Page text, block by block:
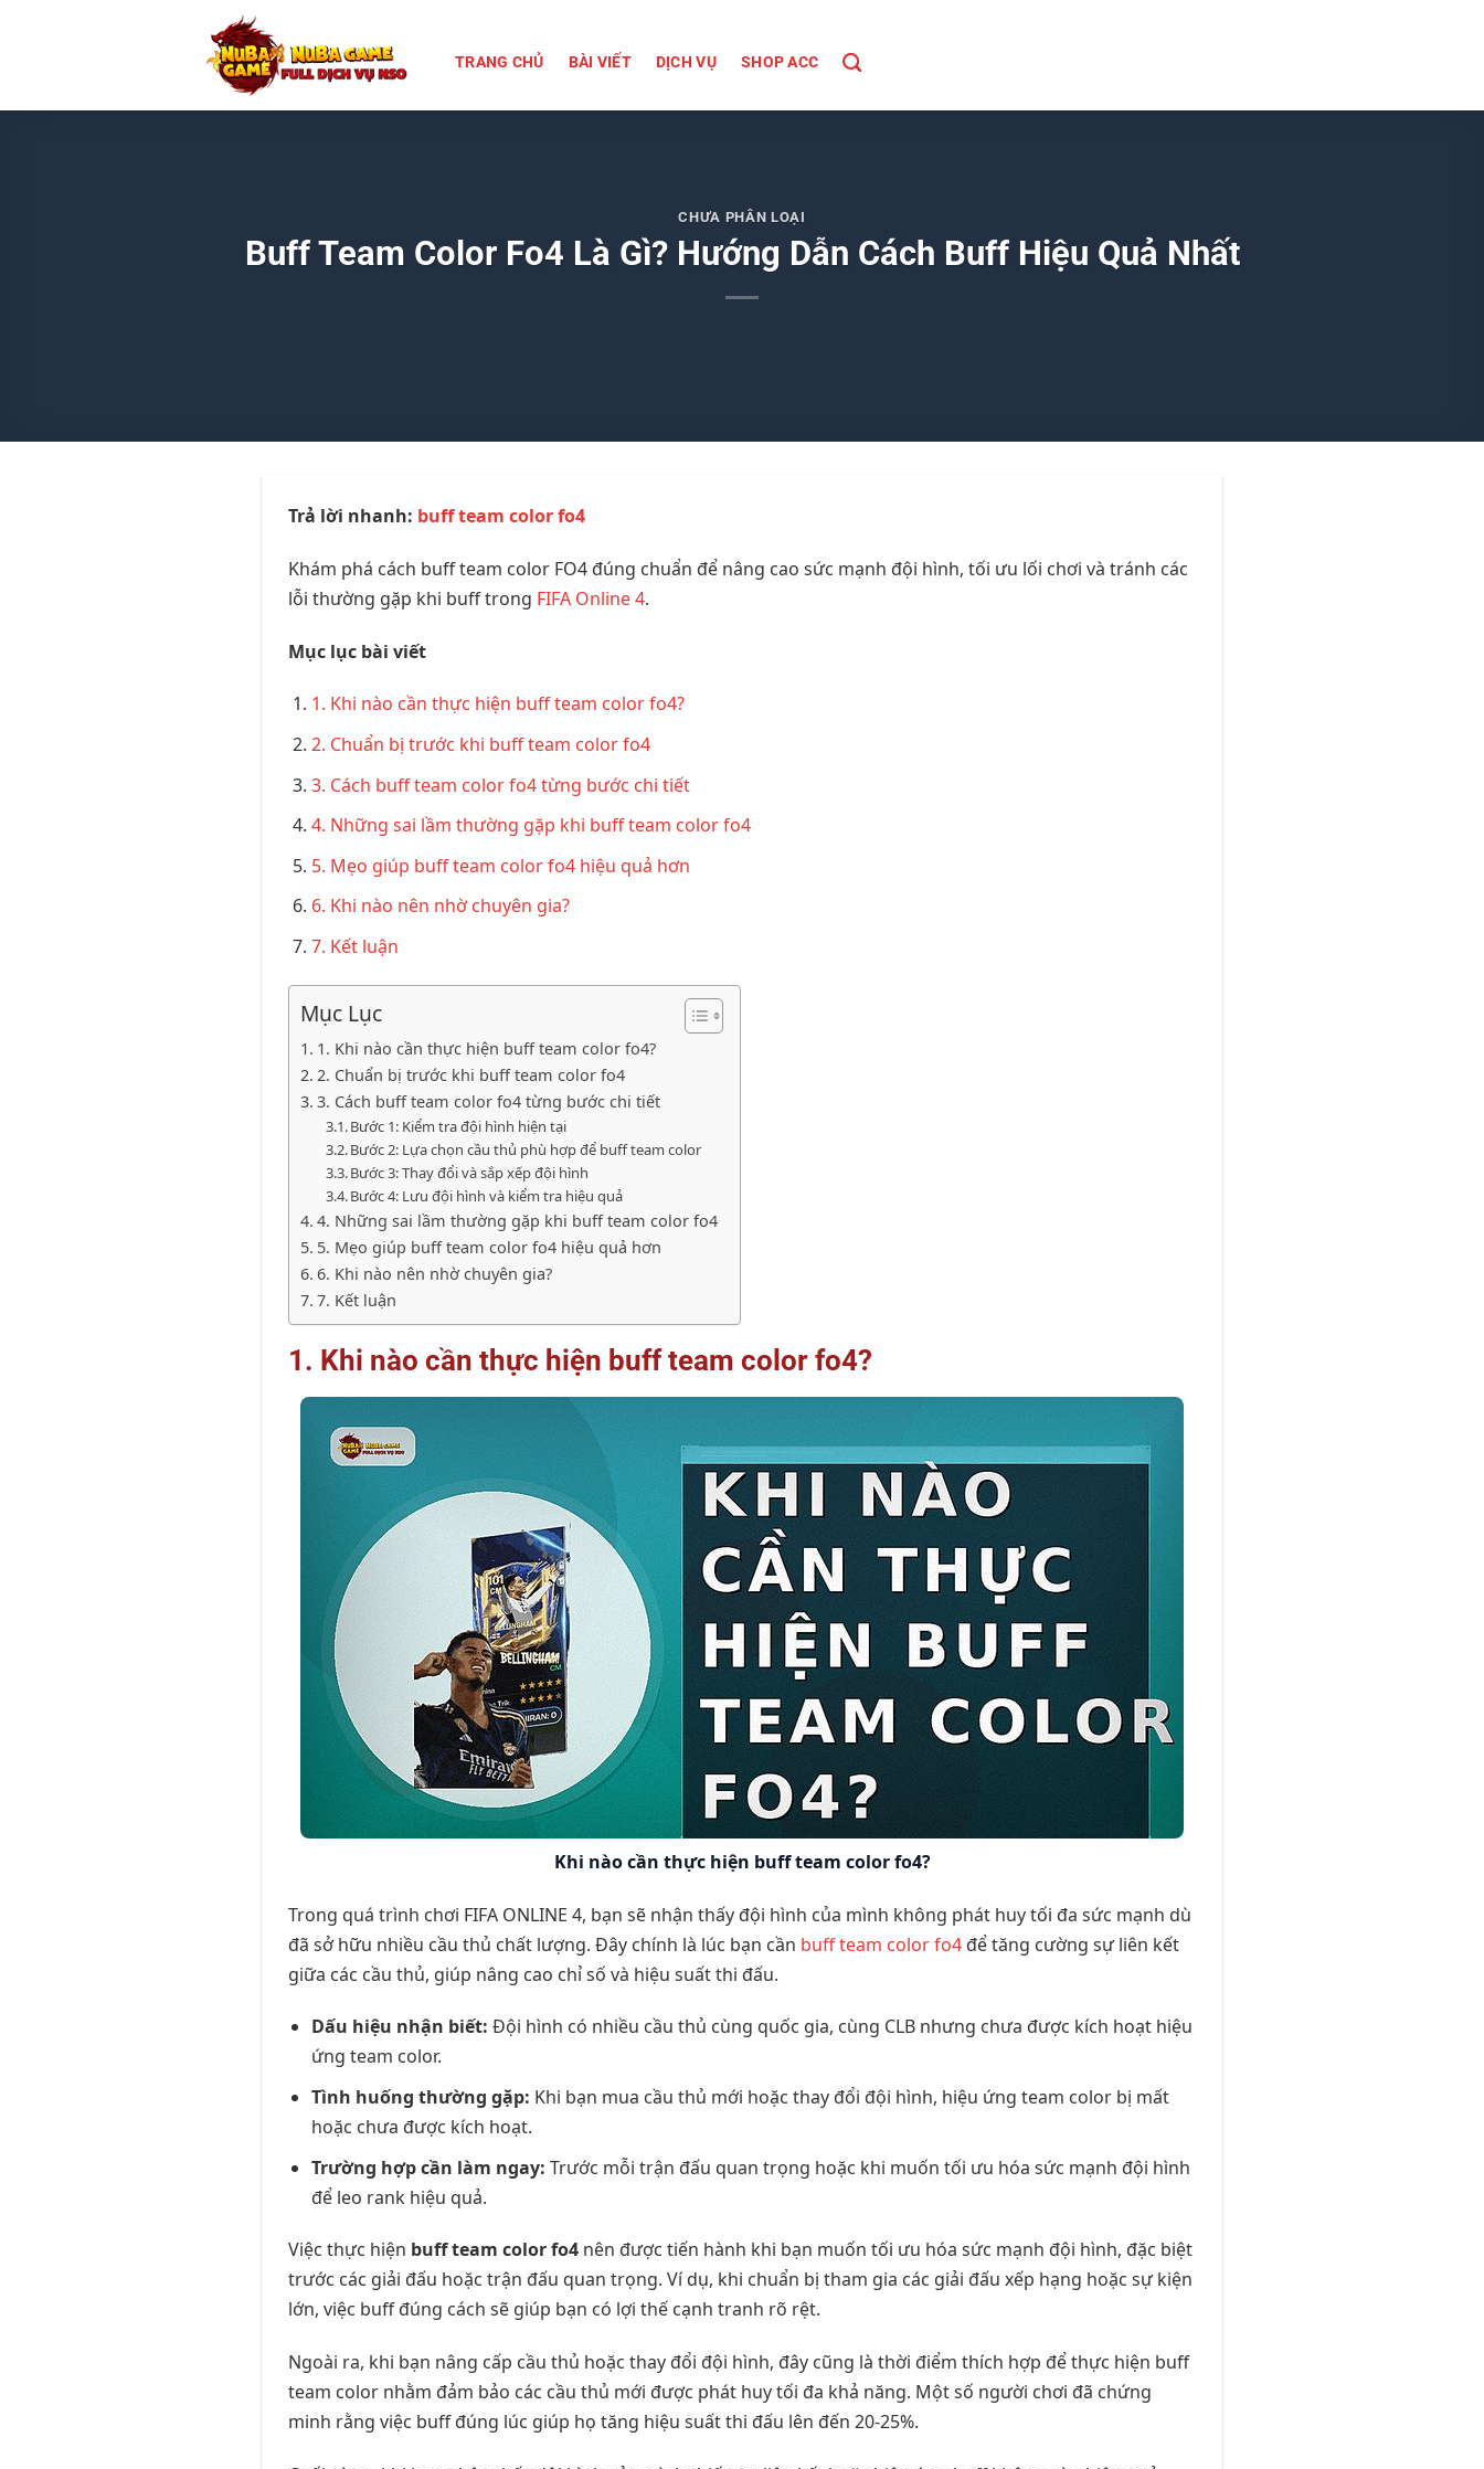
TRANG CHỦ BÀI VIẾT DỊCH VỤ SHOP ACC
CHƯA PHÂN LOẠI
Buff Team Color Fo4 Là Gì? Hướng Dẫn Cách Buff Hiệu Quả Nhất
Trả lời nhanh: buff team color fo4
Khám phá cách buff team color FO4 đúng chuẩn để nâng cao sức mạnh đội hình, tối ưu lối chơi và tránh các
lỗi thường gặp khi buff trong FIFA Online 4.
Mục lục bài viết
1. Khi nào cần thực hiện buff team color fo4?
2. Chuẩn bị trước khi buff team color fo4
3. Cách buff team color fo4 từng bước chi tiết
4. Những sai lầm thường gặp khi buff team color fo4
5. Mẹo giúp buff team color fo4 hiệu quả hơn
6. Khi nào nên nhờ chuyên gia?
7. Kết luận
Mục Lục
1. Khi nào cần thực hiện buff team color fo4?
2. Chuẩn bị trước khi buff team color fo4
3. Cách buff team color fo4 từng bước chi tiết
Bước 1: Kiểm tra đội hình hiện tại
Bước 2: Lựa chọn cầu thủ phù hợp để buff team color
Bước 3: Thay đổi và sắp xếp đội hình
Bước 4: Lưu đội hình và kiểm tra hiệu quả
4. Những sai lầm thường gặp khi buff team color fo4
5. Mẹo giúp buff team color fo4 hiệu quả hơn
6. Khi nào nên nhờ chuyên gia?
7. Kết luận
1. Khi nào cần thực hiện buff team color fo4?
Khi nào cần thực hiện buff team color fo4?
Trong quá trình chơi FIFA ONLINE 4, bạn sẽ nhận thấy đội hình của mình không phát huy tối đa sức mạnh dù
đã sở hữu nhiều cầu thủ chất lượng. Đây chính là lúc bạn cần buff team color fo4 để tăng cường sự liên kết
giữa các cầu thủ, giúp nâng cao chỉ số và hiệu suất thi đấu.
Dấu hiệu nhận biết: Đội hình có nhiều cầu thủ cùng quốc gia, cùng CLB nhưng chưa được kích hoạt hiệu
ứng team color.
Tình huống thường gặp: Khi bạn mua cầu thủ mới hoặc thay đổi đội hình, hiệu ứng team color bị mất
hoặc chưa được kích hoạt.
Trường hợp cần làm ngay: Trước mỗi trận đấu quan trọng hoặc khi muốn tối ưu hóa sức mạnh đội hình
để leo rank hiệu quả.
Việc thực hiện buff team color fo4 nên được tiến hành khi bạn muốn tối ưu hóa sức mạnh đội hình, đặc biệt
trước các giải đấu hoặc trận đấu quan trọng. Ví dụ, khi chuẩn bị tham gia các giải đấu xếp hạng hoặc sự kiện
lớn, việc buff đúng cách sẽ giúp bạn có lợi thế cạnh tranh rõ rệt.
Ngoài ra, khi bạn nâng cấp cầu thủ hoặc thay đổi đội hình, đây cũng là thời điểm thích hợp để thực hiện buff
team color nhằm đảm bảo các cầu thủ mới được phát huy tối đa khả năng. Một số người chơi đã chứng
minh rằng việc buff đúng lúc giúp họ tăng hiệu suất thi đấu lên đến 20-25%.